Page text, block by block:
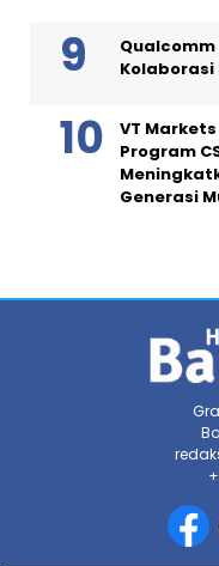
VT
Program
Generasi